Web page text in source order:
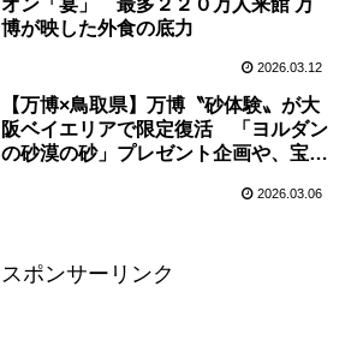
博が映した外食の底力
2026.03.12
【万博×鳥取県】万博〝砂体験〟が大
阪ベイエリアで限定復活 「ヨルダン
の砂漠の砂」プレゼント企画や、宝探
2026.03.06
スポンサーリンク